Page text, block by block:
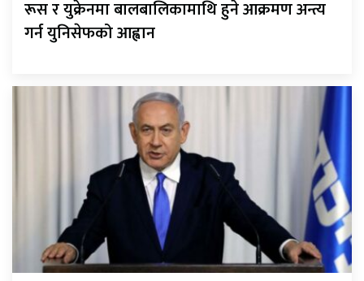
रूस र युक्रेनमा बालबालिकामाथि हुने आक्रमण अन्त्य
गर्न युनिसेफको आह्वान